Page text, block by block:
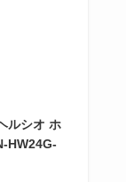
ルシオ ホ
HW24G-